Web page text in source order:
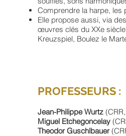
Comprendre la harpe,
Elle propose aussi, via
œuvres clés du XXe
Kreuzspiel, Boulez le
PROFESSEURS :
Jean-Philippe Wurtz
Miguel Etchegoncelay
Theodor Guschlbauer